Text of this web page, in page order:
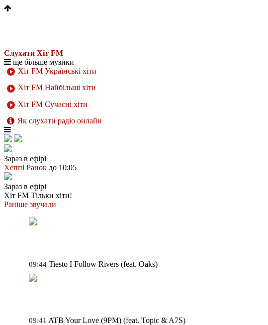
Слухати Хіт FM
ще більше музики
Хіт FM Українські хіти
Хіт FM Найбільші хіти
Хіт FM Сучасні хіти
Як слухати радіо онлайн
Зараз в ефірі
Хеппі Ранок до 10:05
Зараз в ефірі
Хіт FM Тільки хіти!
Раніше звучали
09:44 Tiesto I Follow Rivers (feat. Oaks)
09:41 ATB Your Love (9PM) (feat. Topic & A7S)